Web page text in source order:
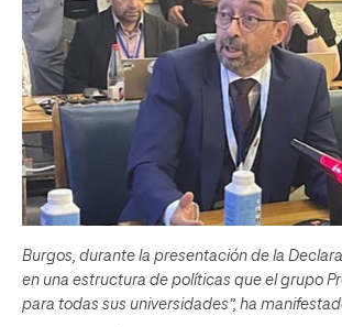
Burgos, durante la presentación de la
en una estructura de políticas que el grupo
para todas sus universidades”, ha